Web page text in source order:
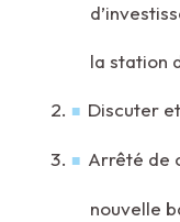
la station
Discuter
Arrêté de
nouvelle